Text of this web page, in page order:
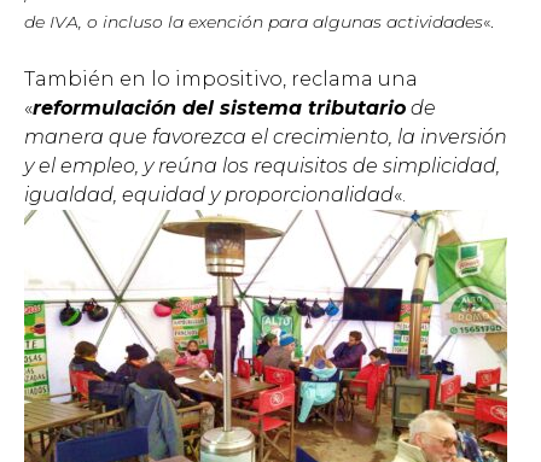
de IVA, o incluso la exención para algunas actividades«.
También en lo impositivo, reclama una
«reformulación del sistema tributario de
manera que favorezca el crecimiento, la inversión
y el empleo, y reúna los requisitos de simplicidad,
igualdad, equidad y proporcionalidad«.